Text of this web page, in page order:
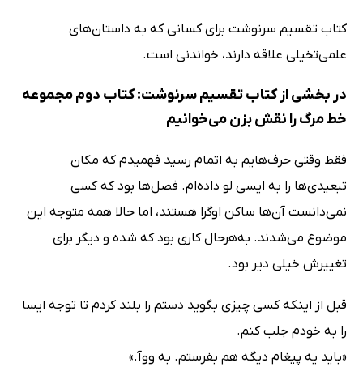
کتاب تقسیم سرنوشت برای کسانی که به داستان‌های
علمی‌تخیلی علاقه دارند، خواندنی است.
در بخشی از کتاب تقسیم سرنوشت: کتاب دوم مجموعه
خط مرگ را نقش بزن می‌خوانیم
فقط وقتی حرف‌هایم به اتمام رسید فهمیدم که مکان
تبعیدی‌ها را به ایسی لو داده‌ام. فصل‌ها بود که کسی
نمی‌دانست آن‌ها ساکن اوگرا هستند، اما حالا همه متوجه این
موضوع می‌شدند. به‌هرحال کاری بود که شده و دیگر برای
تغییرش خیلی دیر بود.
قبل از اینکه کسی چیزی بگوید دستم را بلند کردم تا توجه ایسا
را به خودم جلب کنم.
«باید یه پیغام دیگه هم بفرستم. به ووآ.»